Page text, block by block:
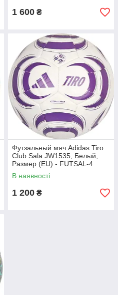
1 600 ₴
Футзальный мяч Adidas Tiro
Club Sala JW1535, Белый,
Размер (EU) - FUTSAL-4
В наявності
1 200 ₴